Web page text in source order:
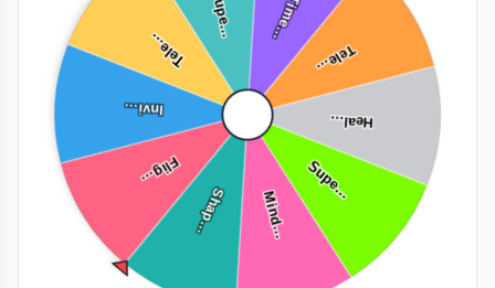
Flig…
Invi…
Tele… Time…
Tele…
Heal…
Supe…
Mind…
Shap…